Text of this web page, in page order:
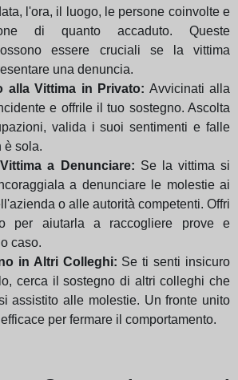
l'ora, il luogo, le persone coinvolte e
di quanto accaduto. Queste
essere cruciali se la vittima
una denuncia.
alla Vittima in Privato: Avvicinati alla
e offrile il tuo sostegno. Ascolta
valida i suoi sentimenti e falle
è sola.
a Denunciare: Se la vittima si
a denunciare le molestie ai
o alle autorità competenti. Offri
per aiutarla a raccogliere prove e
caso.
in Altri Colleghi: Se ti senti insicuro
cerca il sostegno di altri colleghi che
assistito alle molestie. Un fronte unito
per fermare il comportamento.